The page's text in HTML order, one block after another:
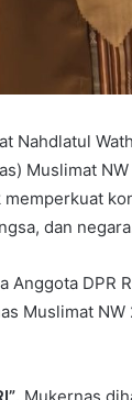
Nahdlatul
Muslimat
dan
DPR
Muslimat
, Mukernas